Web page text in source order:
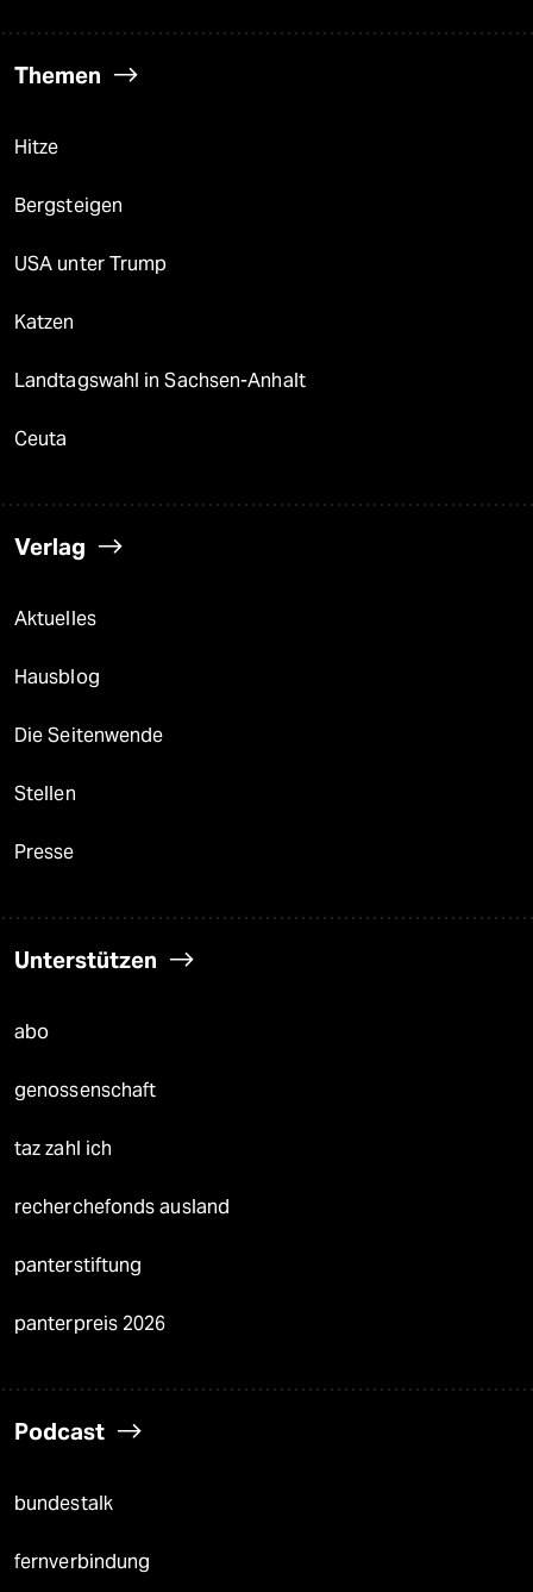
Themen
Hitze
Bergsteigen
USA unter Trump
Katzen
Landtagswahl in Sachsen-Anhalt
Ceuta
Verlag
Aktuelles
Hausblog
Die Seitenwende
Stellen
Presse
Unterstützen
abo
genossenschaft
taz zahl ich
recherchefonds ausland
panterstiftung
panterpreis 2026
Podcast
bundestalk
fernverbindung